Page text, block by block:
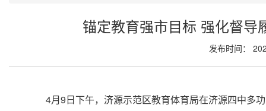
锚定教育强市目标 强化督
发布时间：
4月9日下午，济源示范区教育体育局在济源四中多